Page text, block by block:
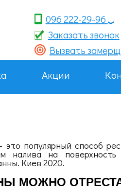
096 222-29-96
Заказать звонок
Вызвать
Акции
популярный способ
налива на поверхность
Киев 2020.
МОЖНО